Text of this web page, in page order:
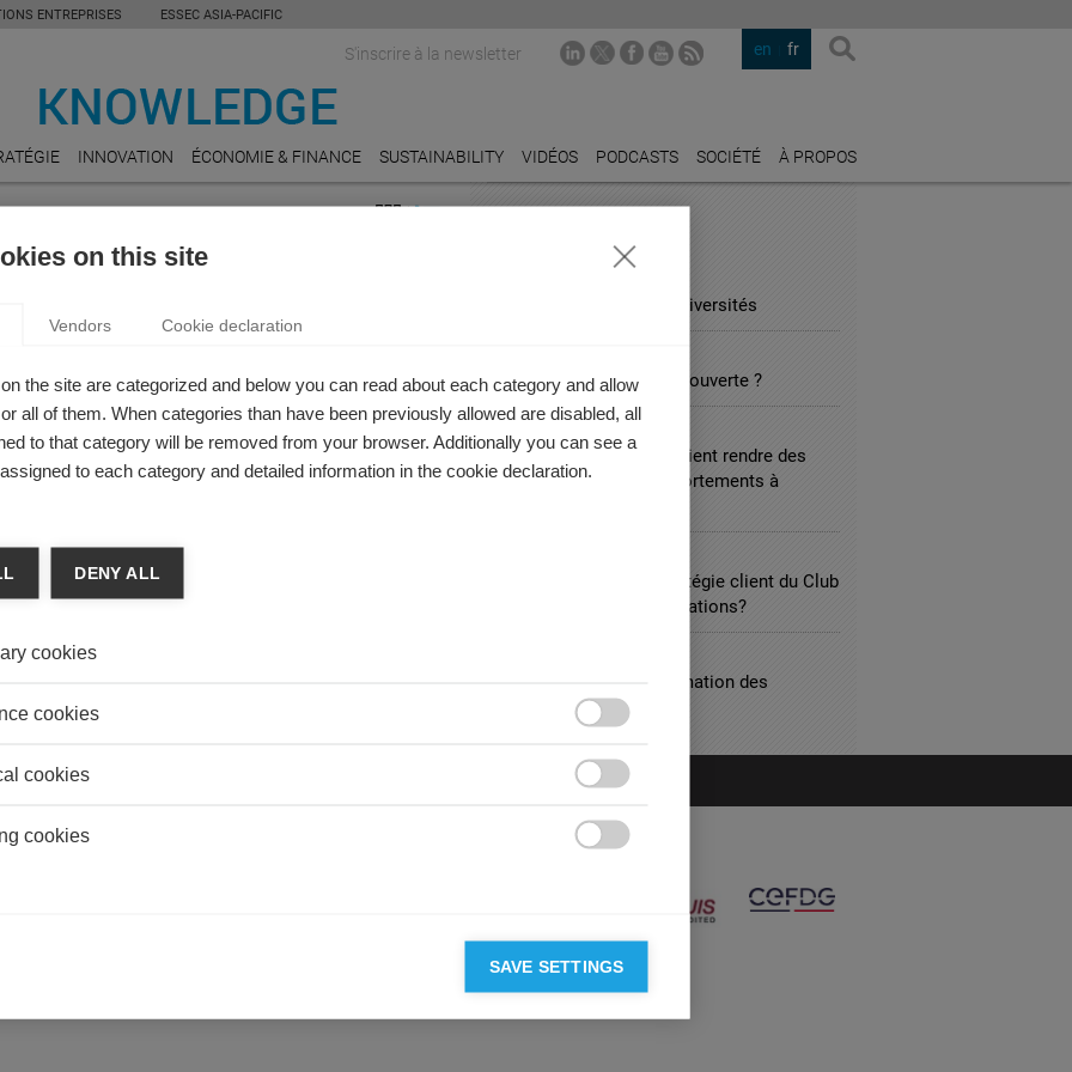
ENTREPRISES ESSEC ASIA-PACIFIC
en fr
S'inscrire à la newsletter
INNOVATION ÉCONOMIE & FINANCE SUSTAINABILITY VIDÉOS PODCASTS SOCIÉTÉ À PROPOS
ECOLE DE MANAGEMENT
D’ÉGOÏSTE?
l'économie rend-elle les gens plus égoïstes ? Et si oui,
les écoles de commerce doivent-elles jouer pour façonner
de nos futurs dirigeants ? Karoline Strauss, professeur
à l'ESSEC Business School, partage ses
études de commerce et du management peuvent
– ou non.
INDUSTRIES PHARES
Néolibéralisme contre universités
A l’aube d’une grande découverte ?
LEGAL SERVICES
Et si les entreprises devaient rendre des
comptes sur leurs comportements à
Fosun vs Bonomi: la stratégie client du Club
Med au coeur des négociations?
De la “RSE” à la transformation des
business models
on this site
Vendors Cookie declaration
the site are categorized and below you can read about each category and allow
all of them. When categories than have been previously allowed are disabled, all
to that category will be removed from your browser. Additionally you can see a
to each category and detailed information in the cookie declaration.
DENY ALL
cookies
cookies
cookies
cookies
SAVE SETTINGS